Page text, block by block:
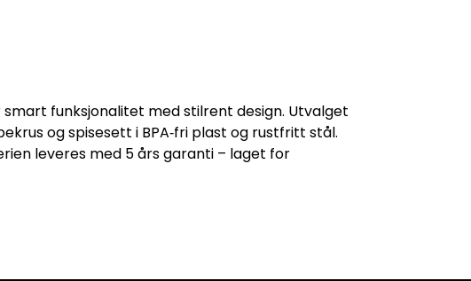
funksjonalitet med stilrent design. Utvalget
og spisesett i BPA‑fri plast og rustfritt stål.
leveres med 5 års garanti – laget for